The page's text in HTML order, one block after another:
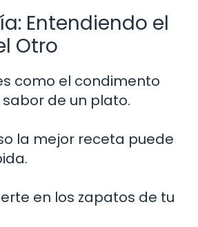
Entendiendo el
Otro
como el condimento
de un plato.
la mejor receta puede
en los zapatos de tu